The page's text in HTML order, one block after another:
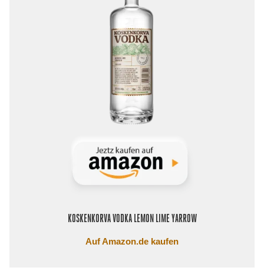
KOSKENKORVA VODKA LEMON LIME YARROW
Auf Amazon.de kaufen